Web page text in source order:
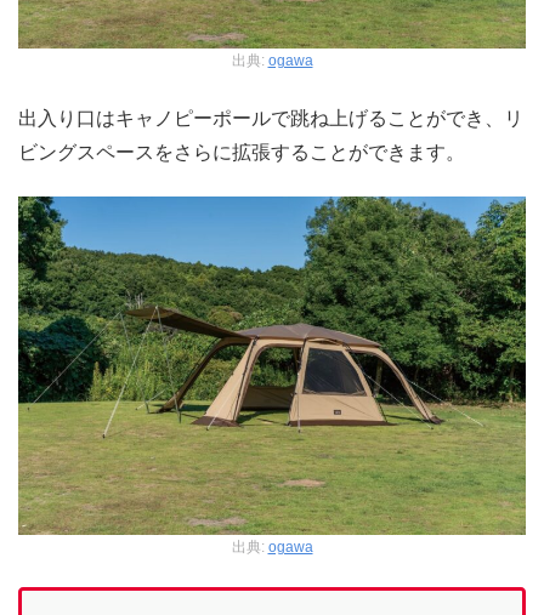
出典: ogawa
出入り口はキャノピーポールで跳ね上げることができ、リ
ビングスペースをさらに拡張することができます。
出典: ogawa